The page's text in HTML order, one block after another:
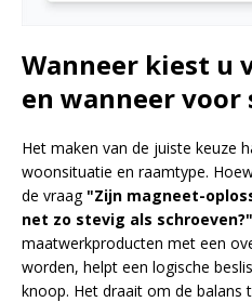
Wanneer kiest u
en wanneer voor
Het maken van de juiste keuze
woonsituatie en raamtype.
de vraag "Zijn magneet-
net zo stevig als schroeven?"
maatwerkproducten met een
worden, helpt een logische
knoop. Het draait om de balans